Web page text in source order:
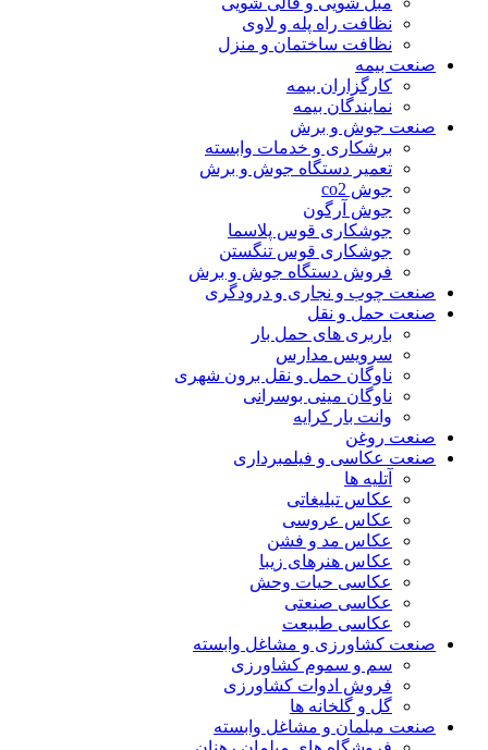
نظافت راه پله و لاوی
نظافت ساختمان و منزل
صنعت بیمه
کارگزاران بیمه
نمایندگان بیمه
صنعت جوش و برش
برشکاری و خدمات وابسته
تعمیر دستگاه جوش و برش
جوش co2
جوش آرگون
جوشکاری قوس پلاسما
جوشکاری قوس تنگستن
فروش دستگاه جوش و برش
صنعت چوب و نجاری و درودگری
صنعت حمل و نقل
باربری های حمل بار
سرویس مدارس
ناوگان حمل و نقل برون شهری
ناوگان مینی بوسرانی
وانت بار کرایه
صنعت روغن
صنعت عکاسی و فیلمبرداری
آتلیه ها
عکاس تبلیغاتی
عکاس عروسی
عکاس مد و فشن
عکاس هنرهای زیبا
عکاسی حیات وحش
عکاسی صنعتی
عکاسی طبیعت
صنعت کشاورزی و مشاغل وابسته
سم و سموم کشاورزی
فروش ادوات کشاورزی
گل و گلخانه ها
صنعت مبلمان و مشاغل وابسته